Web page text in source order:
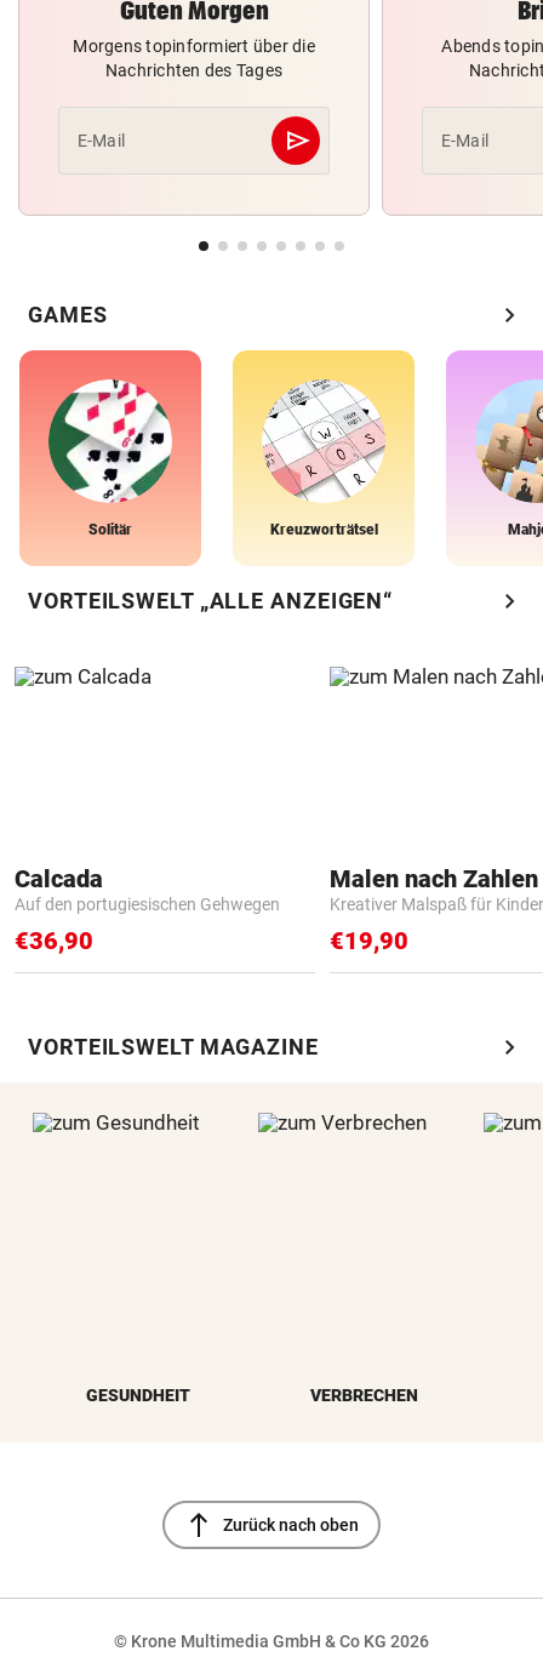
Guten Morgen
Morgens topinformiert über die
Nachrichten des Tages
E-Mail send
Abschicken
Abends
E-Mail
GAMES chevron_right
Solitär Kreuzworträtsel
VORTEILSWELT „ALLE ANZEIGEN“ chevron_right
Calcada
Auf den portugiesischen Gehwegen
€36,90
Kreativer Malspaß für Kinder
€19,90
VORTEILSWELT MAGAZINE chevron_right
GESUNDHEIT VERBRECHEN
north Zurück nach oben
© Krone Multimedia GmbH & Co KG 2026